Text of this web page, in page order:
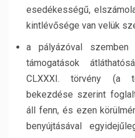
esedékességű,
kintlévősége van velük
a pályázóval
támogatások
CLXXXI. törvény (a
bekezdése szerint
áll fenn, és ezen
benyújtásával